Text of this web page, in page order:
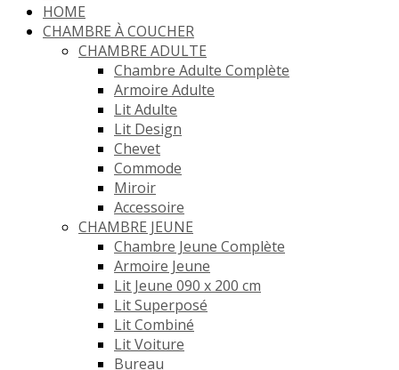
HOME
CHAMBRE À COUCHER
CHAMBRE ADULTE
Chambre Adulte Complète
Armoire Adulte
Lit Adulte
Lit Design
Chevet
Commode
Miroir
Accessoire
CHAMBRE JEUNE
Chambre Jeune Complète
Armoire Jeune
Lit Jeune 090 x 200 cm
Lit Superposé
Lit Combiné
Lit Voiture
Bureau